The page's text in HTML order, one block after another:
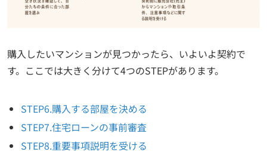
購入したいマンションが見つかったら、いよいよ契約で
す。ここでは大きく分けて4つのSTEPがあります。
STEP6.購入する部屋を決める
STEP7.住宅ローンの事前審査
STEP8.重要事項説明を受ける